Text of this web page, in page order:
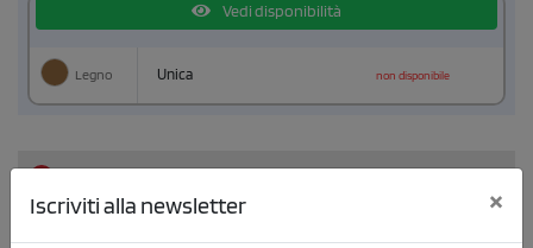
Vedi disponibilità
Legno Unica non disponibile
3 Configura le posizioni e il tipo di stampa
Iscriviti alla newsletter ×